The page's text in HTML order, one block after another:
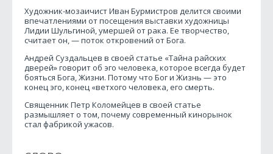
Художник-мозаичист Иван Бурмистров делится своими
впечатлениями от посещения выставки художницы
Лидии Шульгиной, умершей от рака. Ее творчество,
считает он, — поток откровений от Бога.
Андрей Суздальцев в своей статье «Тайна райских
дверей» говорит об эго человека, которое всегда будет
бояться Бога, Жизни. Потому что Бог и Жизнь — это
конец эго, конец «ветхого человека, его смерть.
Священник Петр Коломейцев в своей статье
размышляет о том, почему современный кинорынок
стал фабрикой ужасов.